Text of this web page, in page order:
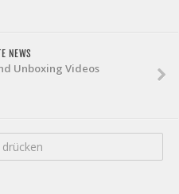
NEWS
Unboxing Videos